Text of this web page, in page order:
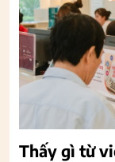
Thấy gì từ